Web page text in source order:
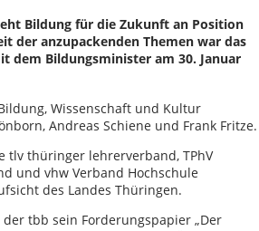
Bildung für die Zukunft an Position
der anzupackenden Themen war das
dem Bildungsminister am 30. Januar
Wissenschaft und Kultur
Andreas Schiene und Frank Fritze.
tlv thüringer lehrerverband, TPhV
und vhw Verband Hochschule
des Landes Thüringen.
tbb sein Forderungspapier „Der